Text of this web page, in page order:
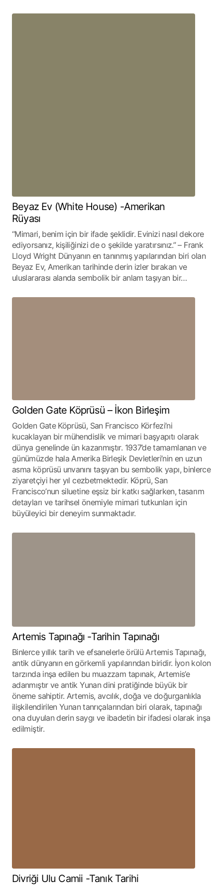
Beyaz Ev (White House) -Amerikan
Rüyası
“Mimari, benim için bir ifade şeklidir. Evinizi nasıl dekore
ediyorsanız, kişiliğinizi de o şekilde yaratırsınız.” – Frank
Lloyd Wright Dünyanın en tanınmış yapılarından biri olan
Beyaz Ev, Amerikan tarihinde derin izler bırakan ve
uluslararası alanda sembolik bir anlam taşıyan bir…
Golden Gate Köprüsü – İkon Birleşim
Golden Gate Köprüsü, San Francisco Körfezi’ni
kucaklayan bir mühendislik ve mimari başyapıtı olarak
dünya genelinde ün kazanmıştır. 1937’de tamamlanan ve
günümüzde hala Amerika Birleşik Devletleri’nin en uzun
asma köprüsü unvanını taşıyan bu sembolik yapı, binlerce
ziyaretçiyi her yıl cezbetmektedir. Köprü, San
Francisco’nun siluetine eşsiz bir katkı sağlarken, tasarım
detayları ve tarihsel önemiyle mimari tutkunları için
büyüleyici bir deneyim sunmaktadır.
Artemis Tapınağı -Tarihin Tapınağı
Binlerce yıllık tarih ve efsanelerle örülü Artemis Tapınağı,
antik dünyanın en görkemli yapılarından biridir. İyon kolon
tarzında inşa edilen bu muazzam tapınak, Artemis’e
adanmıştır ve antik Yunan dini pratiğinde büyük bir
öneme sahiptir. Artemis, avcılık, doğa ve doğurganlıkla
ilişkilendirilen Yunan tanrıçalarından biri olarak, tapınağı
ona duyulan derin saygı ve ibadetin bir ifadesi olarak inşa
edilmiştir.
Divriği Ulu Camii -Tanık Tarihi